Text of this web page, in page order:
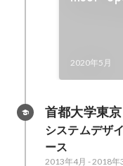
2020年5月
首都大学東京
システムデザ
ース
2013年4月 -2018年